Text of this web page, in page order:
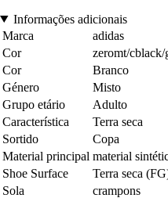
Informações adicionais
Marca
adidas
Cor
zeromt/
Cor
Branco
Género
Misto
Grupo etário
Adulto
Característica
Terra seca
Sortido
Copa
Material principal material
Shoe Surface
Terra seca
Sola
crampons